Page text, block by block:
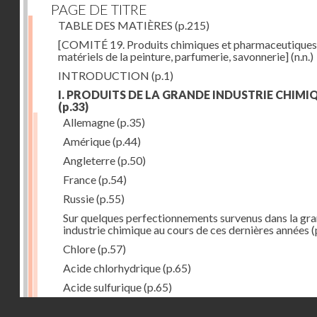
PAGE DE TITRE
TABLE DES MATIÈRES (p.215)
[COMITÉ 19. Produits chimiques et
matériels de la peinture, parfumerie, savonnerie](n.n.)
INTRODUCTION (p.1)
I. PRODUITS DE LA GRANDE INDUSTRIE
(p.33)
Allemagne(p.35)
Amérique(p.44)
Angleterre(p.50)
France(p.54)
Russie(p.55)
Sur quelques perfectionnements survenus dans la
industrie chimique au cours de ces dernières années
Chlore(p.57)
Acide chlorhydrique(p.65)
Acide sulfurique(p.65)